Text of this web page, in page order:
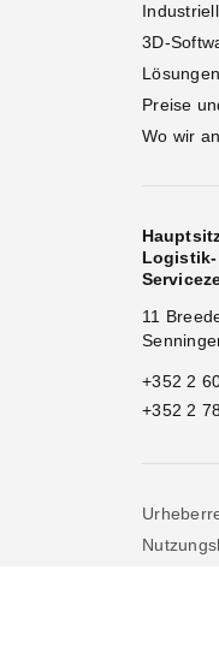
3D-
Lösungen
Preise
Wo wir
Logistik-
11
+352 2
+352 2